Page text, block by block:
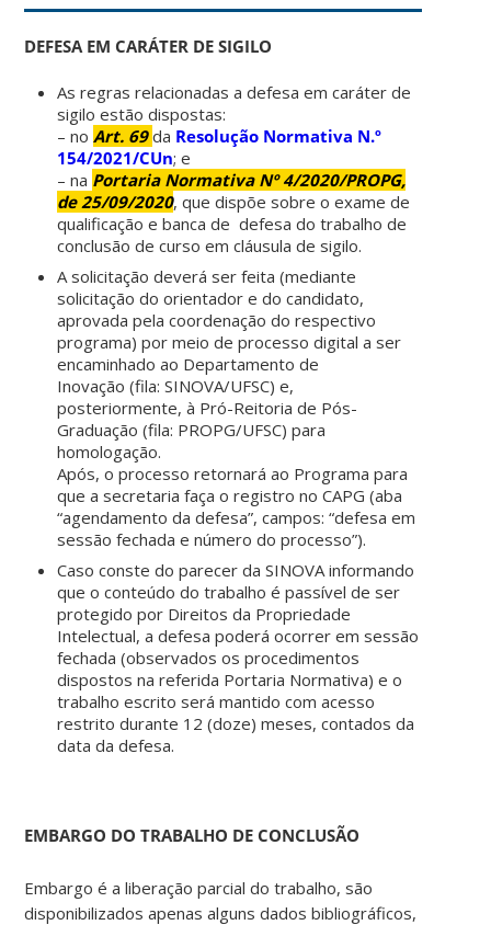
DEFESA EM CARÁTER DE SIGILO
As regras relacionadas a defesa em caráter de
sigilo estão dispostas:
– noArt. 69da Resolução Normativa N.º
154/2021/CUn; e
– na Portaria Normativa Nº 4/2020/PROPG,
de 25/09/2020, que dispõe sobre o exame de
qualificação e banca de defesa do trabalho de
conclusão de curso em cláusula de sigilo.
A solicitação deverá ser feita (mediante
solicitação do orientador e do candidato,
aprovada pela coordenação do respectivo
programa) por meio de processo digital a ser
encaminhado ao Departamento de
Inovação (fila: SINOVA/UFSC) e,
posteriormente, à Pró-Reitoria de Pós-
Graduação (fila: PROPG/UFSC) para
homologação.
Após, o processo retornará ao Programa para
que a secretaria faça o registro no CAPG (aba
“agendamento da defesa”, campos: “defesa em
sessão fechada e número do processo”).
Caso conste do parecer da SINOVA informando
que o conteúdo do trabalho é passível de ser
protegido por Direitos da Propriedade
Intelectual, a defesa poderá ocorrer em sessão
fechada (observados os procedimentos
dispostos na referida Portaria Normativa) e o
trabalho escrito será mantido com acesso
restrito durante 12 (doze) meses, contados da
data da defesa.
EMBARGO DO TRABALHO DE CONCLUSÃO
Embargo é a liberação parcial do trabalho, são
disponibilizados apenas alguns dados bibliográficos,